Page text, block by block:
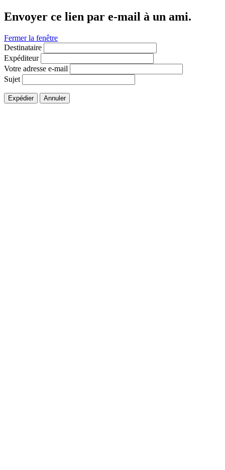
Envoyer ce lien par e-mail à un ami.
Fermer la fenêtre
Destinataire
Expéditeur
Votre adresse e-mail
Sujet
Expédier Annuler